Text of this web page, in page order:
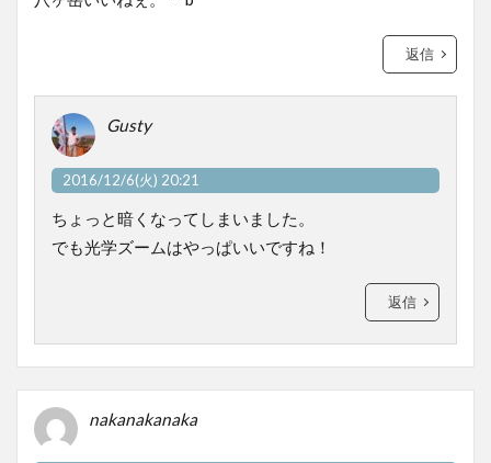
返信
Gusty
2016/12/6(火) 20:21
ちょっと暗くなってしまいました。
でも光学ズームはやっぱいいですね！
返信
nakanakanaka